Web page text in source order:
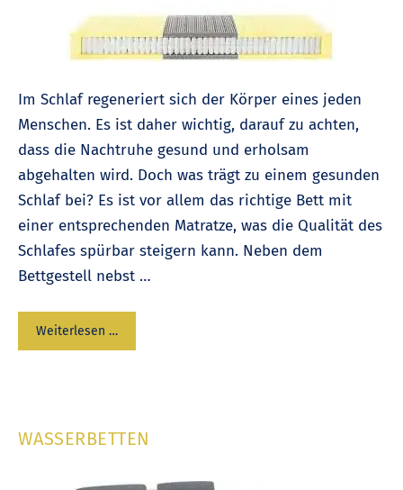
Im Schlaf regeneriert sich der Körper eines jeden
Menschen. Es ist daher wichtig, darauf zu achten,
dass die Nachtruhe gesund und erholsam
abgehalten wird. Doch was trägt zu einem gesunden
Schlaf bei? Es ist vor allem das richtige Bett mit
einer entsprechenden Matratze, was die Qualität des
Schlafes spürbar steigern kann. Neben dem
Bettgestell nebst …
Weiterlesen …
WASSERBETTEN